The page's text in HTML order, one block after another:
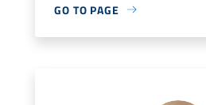
GO TO PAGE